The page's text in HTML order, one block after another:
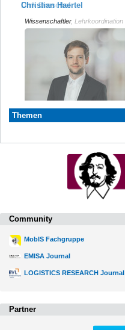
Dirk Dreschel
Wissenschaftler, Lehrkoordination
Christian Haertel
Wissenschaftler
Themen
Community
MobIS Fachgruppe
EMISA Journal
LOGISTICS RESEARCH Journal
Partner